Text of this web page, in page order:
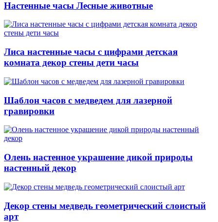
Настенные часы Лесные животные
Лиса настенные часы с цифрами детская
комната декор стены дети часы
Шаблон часов с медведем для лазерной
гравировки
Олень настенное украшение дикой природы
настенный декор
Декор стены медведь геометрический слоистый
арт